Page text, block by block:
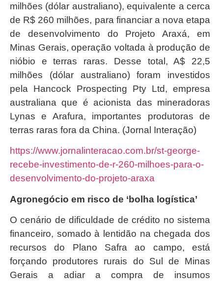
milhões (dólar australiano), equivalente a cerca
de R$ 260 milhões, para financiar a nova etapa
de desenvolvimento do Projeto Araxá, em
Minas Gerais, operação voltada à produção de
nióbio e terras raras. Desse total, A$ 22,5
milhões (dólar australiano) foram investidos
pela Hancock Prospecting Pty Ltd, empresa
australiana que é acionista das mineradoras
Lynas e Arafura, importantes produtoras de
terras raras fora da China. (Jornal Interação)
https://www.jornalinteracao.com.br/st-george-
recebe-investimento-de-r-260-milhoes-para-o-
desenvolvimento-do-projeto-araxa
Agronegócio em risco de ‘bolha logística’
O cenário de dificuldade de crédito no sistema
financeiro, somado à lentidão na chegada dos
recursos do Plano Safra ao campo, está
forçando produtores rurais do Sul de Minas
Gerais a adiar a compra de insumos